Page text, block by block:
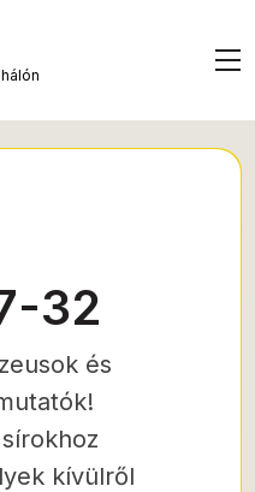
32
és
kívülről